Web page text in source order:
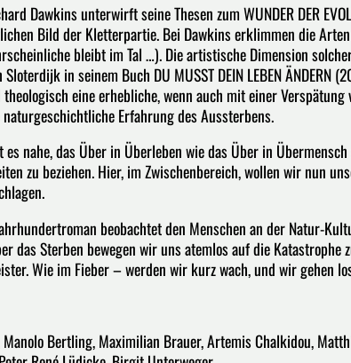
Dawkins unterwirft seine Thesen zum WUNDER DER
Bild der Kletterpartie. Bei Dawkins erklimmen die
bleibt im Tal …). Die artistische Dimension
in seinem Buch DU MUSST DEIN LEBEN
eine erhebliche, wenn auch mit einer
Erfahrung des Aussterbens.
nahe, das Über in Überleben wie das Über in
zu beziehen. Hier, im Zwischenbereich, wollen wir nun
beobachtet den Menschen an der Natur-
das Sterben bewegen wir uns atemlos auf die
Wie im Fieber – werden wir kurz wach, und wir gehen
Bertling, Maximilian Brauer, Artemis Chalkidou,